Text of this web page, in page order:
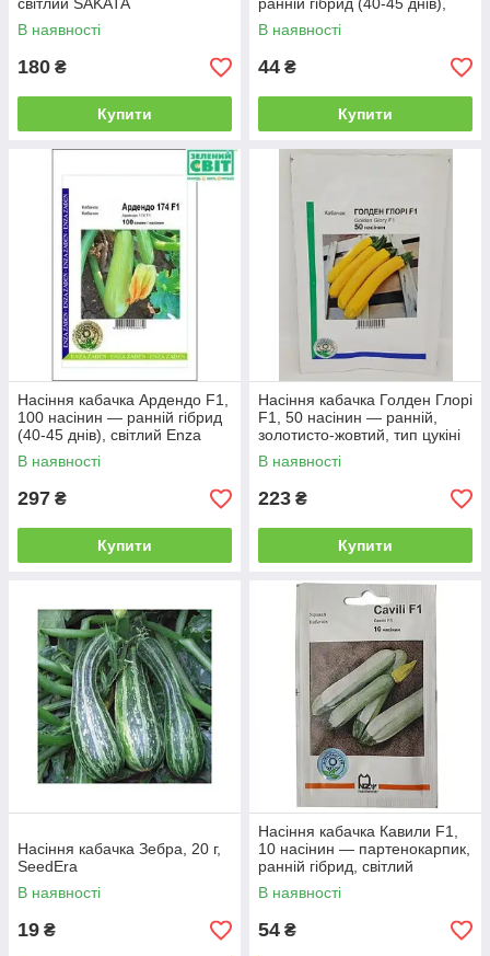
В наявності
180 ₴
Купити
світлий
В наявності
44 ₴
Купити
Насіння кабачка Ардендо F1,
100 насінин — ранній гібрид
(40-45 днів), світлий Enza
Zaden
В наявності
297 ₴
Купити
Насіння кабачка Голден Глорі
F1, 50 насінин — ранній,
золотисто-жовтий, тип цукіні
В наявності
223 ₴
Купити
Насіння кабачка Зебра, 20 г,
SeedEra
В наявності
19 ₴
Насіння кабачка Кавили F1,
10 насінин — партенокарпик,
ранній гібрид, світлий
Nunhems
В наявності
54 ₴